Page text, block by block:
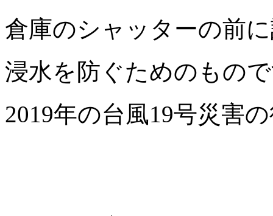
倉庫のシャッターの前
浸水を防ぐためのもの
2019年の台風19号災害